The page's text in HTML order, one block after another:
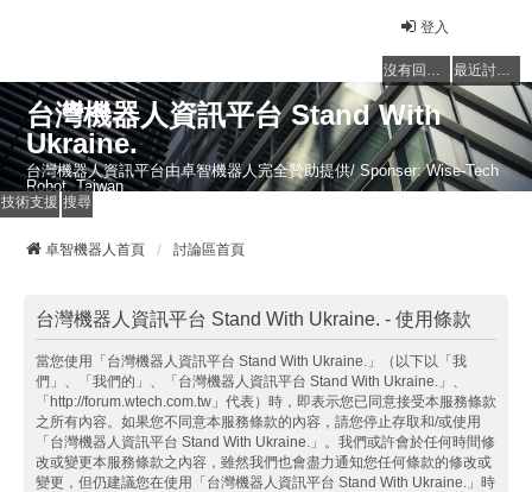
登入
沒有回覆的主題 最近討論的主題
台灣機器人資訊平台 Stand With
Ukraine.
台灣機器人資訊平台由卓智機器人完全贊助提供/ Sponser: Wise-Tech
Robot, Taiwan
技術支援 搜尋
卓智機器人首頁 討論區首頁
台灣機器人資訊平台 Stand With Ukraine. - 使用條款
當您使用「台灣機器人資訊平台 Stand With Ukraine.」（以下以「我
們」、「我們的」、「台灣機器人資訊平台 Stand With Ukraine.」、
「http://forum.wtech.com.tw」代表）時，即表示您已同意接受本服務條款
之所有內容。如果您不同意本服務條款的內容，請您停止存取和/或使用
「台灣機器人資訊平台 Stand With Ukraine.」。我們或許會於任何時間修
改或變更本服務條款之內容，雖然我們也會盡力通知您任何條款的修改或
變更，但仍建議您在使用「台灣機器人資訊平台 Stand With Ukraine.」時